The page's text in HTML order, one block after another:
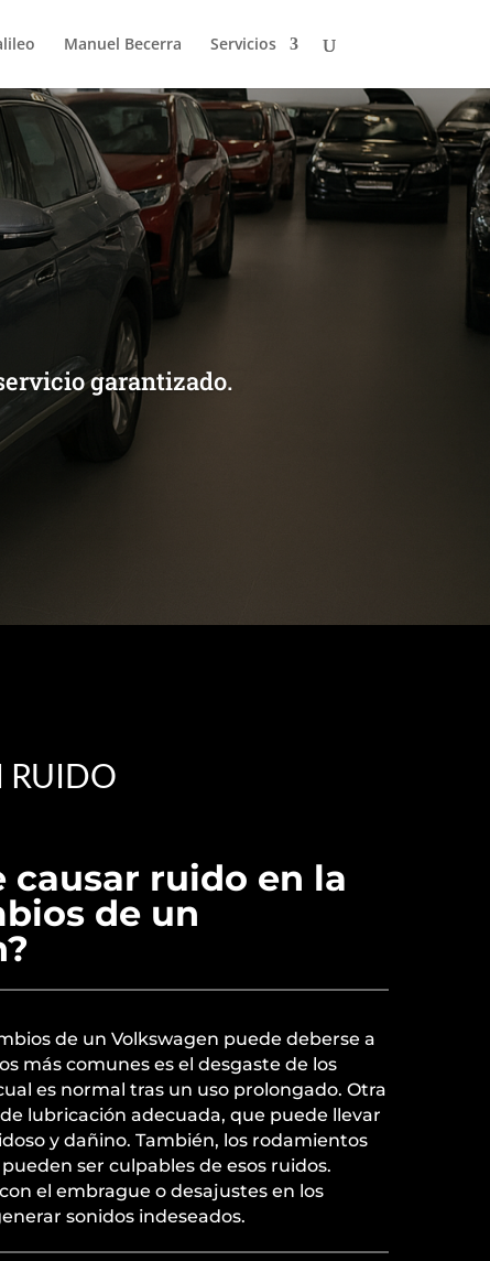
Manuel Becerra Servicios
garantizado.
RUIDO
causar ruido en la
de un
de un Volkswagen puede deberse a
más comunes es el desgaste de los
es normal tras un uso prolongado. Otra
lubricación adecuada, que puede llevar
y dañino. También, los rodamientos
ser culpables de esos ruidos.
el embrague o desajustes en los
sonidos indeseados.